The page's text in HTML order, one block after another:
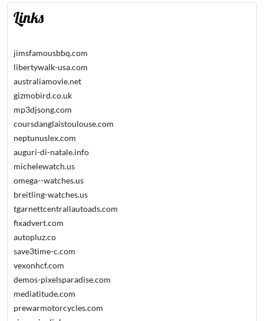
Links
jimsfamousbbq.com
libertywalk-usa.com
australiamovie.net
gizmobird.co.uk
mp3djsong.com
coursdanglaistoulouse.com
neptunuslex.com
auguri-di-natale.info
michelewatch.us
omega--watches.us
breitling-watches.us
tgarnettcentrallautoads.com
fixadvert.com
autopluz.co
save3time-c.com
vexonhcf.com
demos-pixelsparadise.com
mediatitude.com
prewarmotorcycles.com